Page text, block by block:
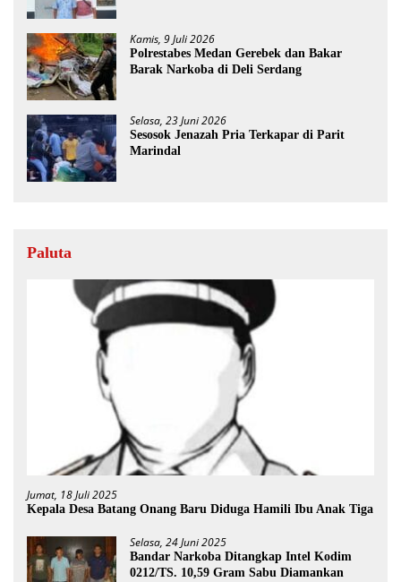
Kamis, 9 Juli 2026
Polrestabes Medan Gerebek dan Bakar
Barak Narkoba di Deli Serdang
Selasa, 23 Juni 2026
Sesosok Jenazah Pria Terkapar di Parit
Marindal
Paluta
Jumat, 18 Juli 2025
Kepala Desa Batang Onang Baru Diduga Hamili Ibu Anak Tiga
Selasa, 24 Juni 2025
Bandar Narkoba Ditangkap Intel Kodim
0212/TS. 10,59 Gram Sabu Diamankan